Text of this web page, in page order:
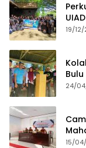
19/
24/
15/